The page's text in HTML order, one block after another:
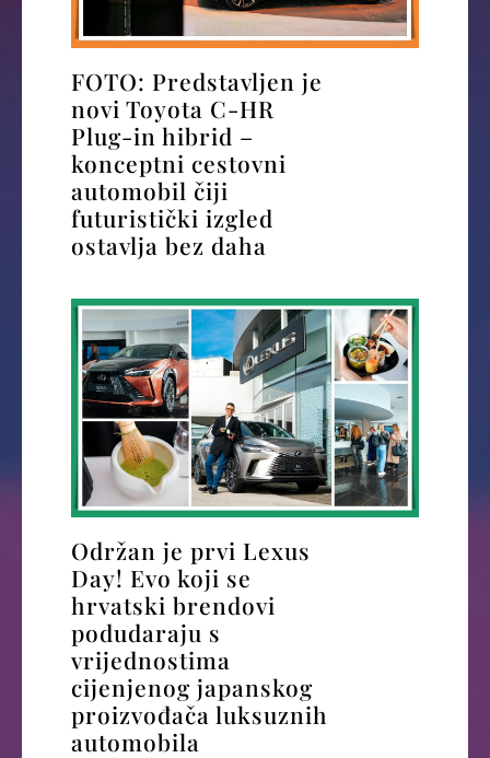
FOTO: Predstavljen je
novi Toyota C-HR
Plug-in hibrid –
konceptni cestovni
automobil čiji
futuristički izgled
ostavlja bez daha
Održan je prvi Lexus
Day! Evo koji se
hrvatski brendovi
podudaraju s
vrijednostima
cijenjenog japanskog
proizvođača luksuznih
automobila